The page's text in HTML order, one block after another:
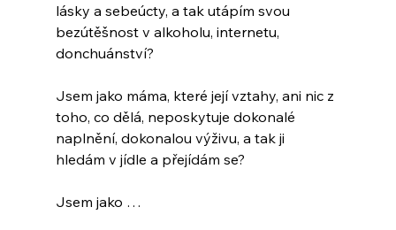
lásky a sebeúcty, a tak utápím svou
bezútěšnost v alkoholu, internetu,
donchuánství?
Jsem jako máma, které její vztahy, ani nic z
toho, co dělá, neposkytuje dokonalé
naplnění, dokonalou výživu, a tak ji
hledám v jídle a přejídám se?
Jsem jako …